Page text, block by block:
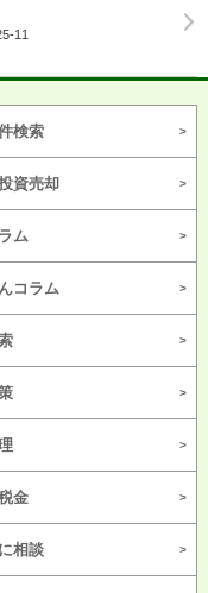
11
検索
資売却
ム
コラム
金
相談